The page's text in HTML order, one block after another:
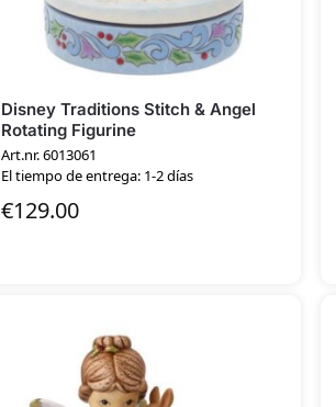
Disney Traditions Stitch & Angel
Rotating Figurine
Art.nr. 6013061
El tiempo de entrega: 1-2 días
€129.00